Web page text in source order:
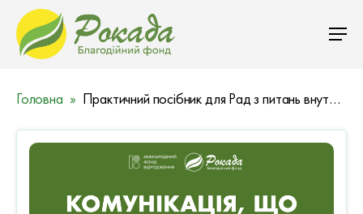
Головна Практичний посібник для Рад з питань внутрішньо переміщених осіб «Комунікація, що підсилює голос»